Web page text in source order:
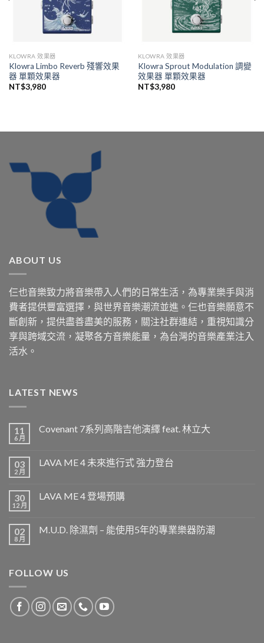
KLOWRA 效果器
Klowra Limbo Reverb 殘響效果
器 單顆效果器
NT$3,980
KLOWRA 效果器
Klowra Sprout Modulation 調變
效果器 單顆效果器
NT$3,980
ABOUT US
仨也音樂致力將音樂帶入人們的日常生活，為專業樂手與消
費者提供豐富選擇，與世界音樂潮流並進。仨也音樂願意不
斷創新，提供盡善盡美的服務，關注社群連結，重視知識分
享與跨域交流，凝聚各方音樂能量，為台灣的音樂產業注入
活水。
LATEST NEWS
11
6 月
Covenant 7系列高階吉他演繹 feat. 林立大
03
2 月
LAVA ME 4 未來進行式 強力登台
30
12 月
LAVA ME 4 登場預購
02
8 月
M.U.D. 除濕劑 – 能使用5年的專業樂器防潮
FOLLOW US